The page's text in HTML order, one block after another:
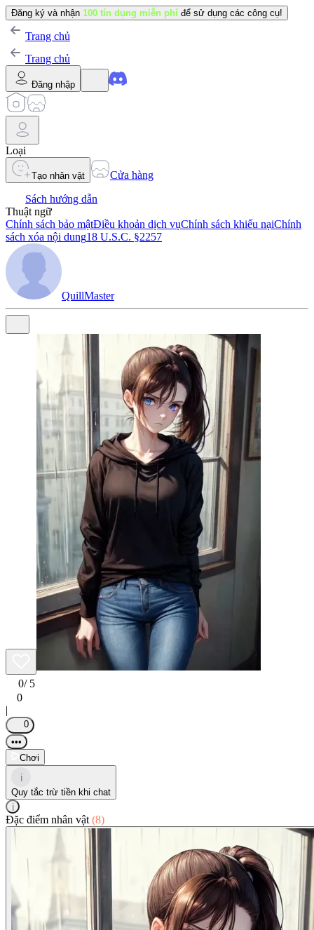
Đăng ký và nhận 100 tín dụng miễn phí để sử dụng các công cụ!
Trang chủ
Trang chủ
Đăng nhập
Loại
Tạo nhân vật
Cửa hàng
Sách hướng dẫn
Thuật ngữ
Chính sách bảo mậtĐiều khoản dịch vụChính sách khiếu nạiChính
sách xóa nội dung18 U.S.C. §2257
QuillMaster
0/ 5
0
|
0
•••
Chơi
i
Quy tắc trừ tiền khi chat
i
Đặc điểm nhân vật (8)